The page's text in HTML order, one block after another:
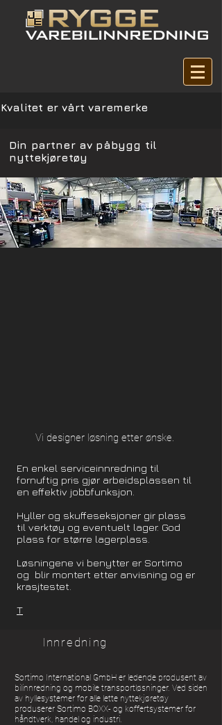
Kvalitet er vårt varemerke
Din partner av påbygg til
nyttekjøretøy
Vi designer løsning etter ønske.
En enkel serviceinnredning til
fornuftig pris gjør arbeidsplassen til
en effektiv jobbfunksjon.
Hyller og skuffeseksjoner gir plass
til verktøy og eventuelt lager. God
plass for større lagerplass.
Løsningene vi benytter er Sortimo
og blir montert etter anvisning og er
krasjtestet.
T
Innredning
Sortimo International GmbH er ledende produsent av
bilinnredning og mobile transportløsninger. Ved siden
av hyllesystemer for alle lette nyttekjøretøy
produserer Sortimo BOXX- og koffertsystemer for
håndtverk, handel og industri.